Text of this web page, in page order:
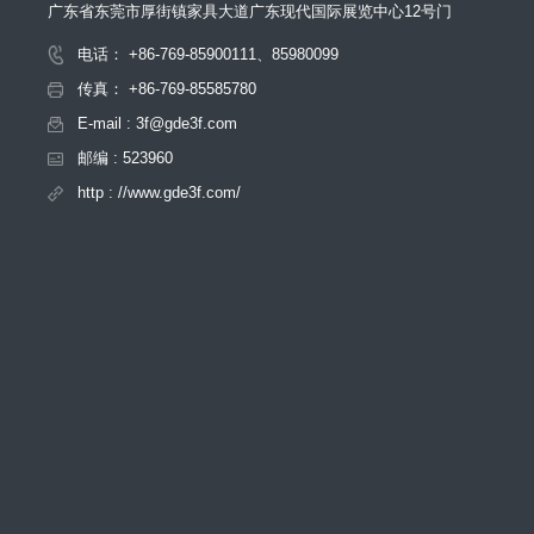
广东省东莞市厚街镇家具大道广东现代国际展览中心12号门
电话： +86-769-85900111、85980099
传真： +86-769-85585780
E-mail : 3f@gde3f.com
邮编 : 523960
http : //www.gde3f.com/